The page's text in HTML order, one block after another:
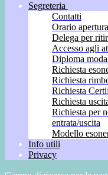
Segreteria
Contatti
Orario
Delega per
Accesso agli
Diploma
Richiesta
Richiesta
Richiesta
Richiesta
Richiesta per
entrata/uscita
Modello
Info utili
Privacy